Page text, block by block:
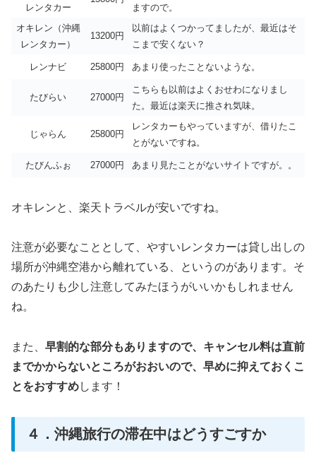
レンタカー
ますので。
オキレン（沖縄
レンタカー）
13200円
以前はよくつかってましたが、最近はそ
こまで安くない？
レンナビ 25800円 あまり使ったことないような。
たびらい 27000円
こちらも以前はよくおせわになりまし
た。最近は楽天に推され気味。
じゃらん 25800円
レンタカーもやっていますが、借りたこ
とがないですね。
たびんふぉ 27000円 あまり見たことがないサイトですが。。
オキレンと、楽天トラベルが安いですね。
注意が必要なこととして、やすいレンタカーは貸し出しの
場所が沖縄空港から離れている、というのがあります。そ
のあたりも少し注意してみたほうがいいかもしれません
ね。
また、 早割的な部分もありますので、キャンセル料は直前
までかからないところがおおいので、早めに抑えておくこ
とをおすすめします！
４．沖縄旅行の滞在中はどうすごすか